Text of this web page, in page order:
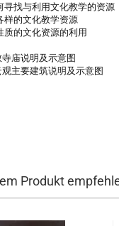
寻找与利用文化教学的资源
样的文化教学资源
质的文化资源的利用
庙说明及示意图
主要建筑说明及示意图
Produkt